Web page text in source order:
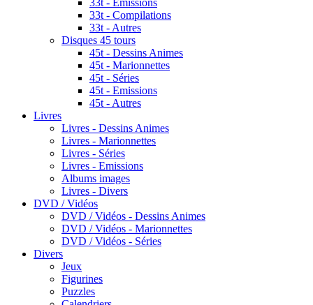
33t - Compilations
33t - Autres
Disques 45 tours
45t - Dessins Animes
45t - Marionnettes
45t - Séries
45t - Emissions
45t - Autres
Livres
Livres - Dessins Animes
Livres - Marionnettes
Livres - Séries
Livres - Emissions
Albums images
Livres - Divers
DVD / Vidéos
DVD / Vidéos - Dessins Animes
DVD / Vidéos - Marionnettes
DVD / Vidéos - Séries
Divers
Jeux
Figurines
Puzzles